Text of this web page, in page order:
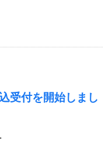
受付を開始しまし